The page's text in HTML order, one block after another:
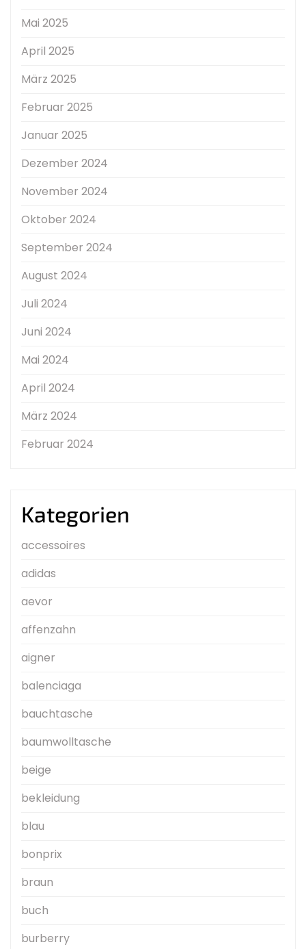
Mai 2025
April 2025
März 2025
Februar 2025
Januar 2025
Dezember 2024
November 2024
Oktober 2024
September 2024
August 2024
Juli 2024
Juni 2024
Mai 2024
April 2024
März 2024
Februar 2024
Kategorien
accessoires
adidas
aevor
affenzahn
aigner
balenciaga
bauchtasche
baumwolltasche
beige
bekleidung
blau
bonprix
braun
buch
burberry